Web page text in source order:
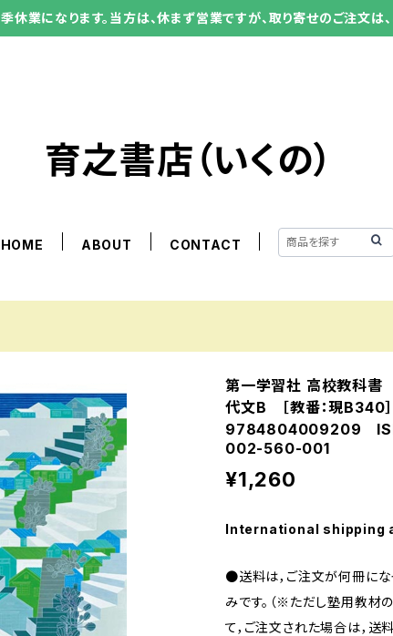
になります。当方は、休まず営業ですが、取り寄せのご注文は、
育之書店（いくの）
HOME ABOUT CONTACT
第一学習社 高校教科
代文B ［教番：現
9784804009209
002-560-001
¥1,260
International shipping
●送料は，ご注文が何冊にな
みです。（※ただし塾用教材
て，ご注文された場合は，送